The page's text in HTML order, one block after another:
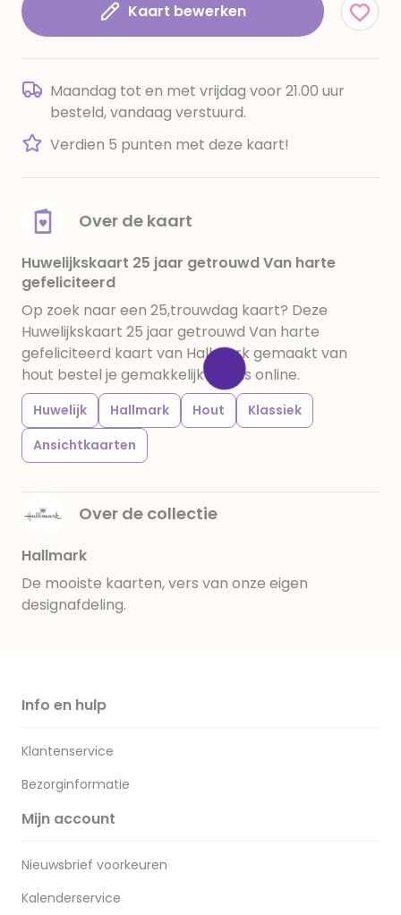
Kaart bewerken
Maandag tot en met vrijdag voor 21.00 uur
besteld, vandaag verstuurd.
Verdien 5 punten met deze kaart!
Over de kaart
Huwelijkskaart 25 jaar getrouwd Van harte
gefeliciteerd
Op zoek naar een 25,trouwdag kaart? Deze
Huwelijkskaart 25 jaar getrouwd Van harte
gefeliciteerd kaart van Hallmark gemaakt van
hout bestel je gemakkelijk bij ons online.
Huwelijk Hallmark Hout
Klassiek
Ansichtkaarten
Over de collectie
Hallmark
De mooiste kaarten, vers van onze eigen
designafdeling.
Info en hulp
Klantenservice
Bezorginformatie
Mijn account
Nieuwsbrief voorkeuren
Kalenderservice